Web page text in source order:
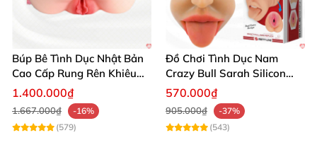
Búp Bê Tình Dục Nhật Bản
Cao Cấp Rung Rên Khiêu
Gợi 2 Lỗ
1.400.000₫
1.667.000₫
-16%
(579)
Đồ Chơi Tình Dục Nam
Crazy Bull Sarah Silicon
Cao Cấp
570.000₫
905.000₫
-37%
(543)